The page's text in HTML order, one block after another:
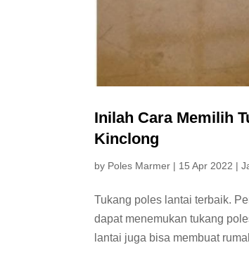
Inilah Cara Memilih
Kinclong
by Poles Marmer | 15 Apr 2022 |
Tukang poles lantai terbaik.
dapat menemukan tukang
lantai juga bisa membuat